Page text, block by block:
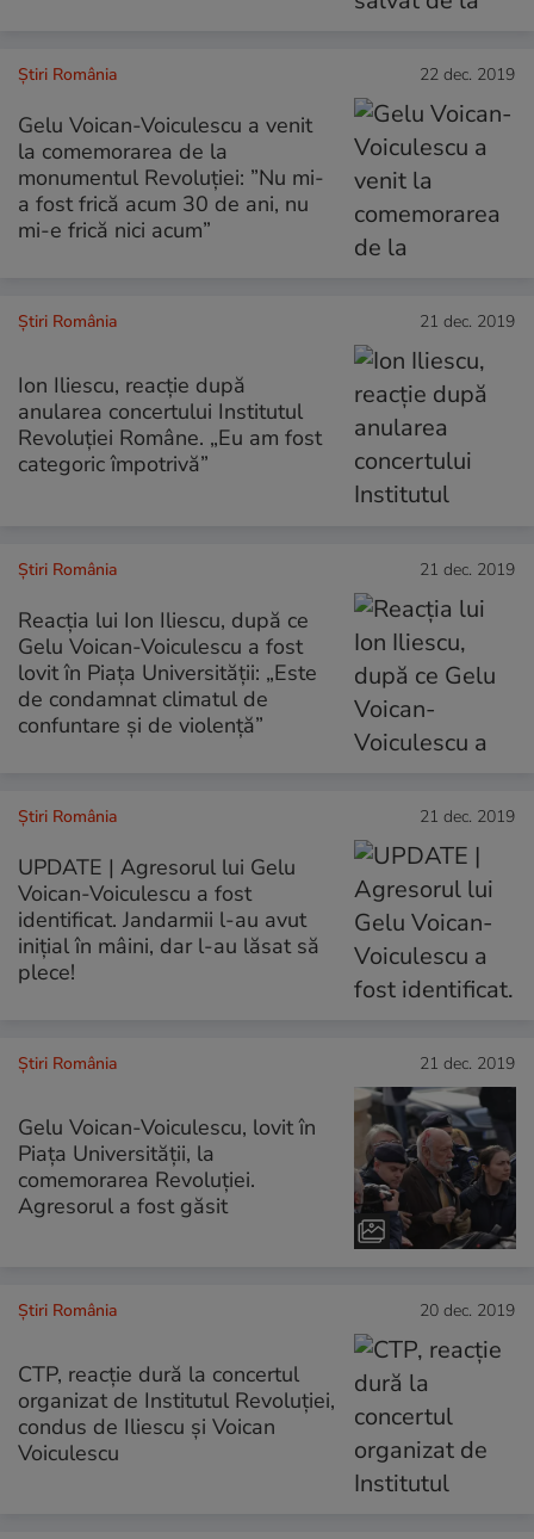
Știri România 22 dec. 2019
Gelu Voican-Voiculescu a venit
la comemorarea de la
monumentul Revoluției: ”Nu mi-
a fost frică acum 30 de ani, nu
mi-e frică nici acum”
Știri România 21 dec. 2019
Ion Iliescu, reacție după
anularea concertului Institutul
Revoluției Române. „Eu am fost
categoric împotrivă”
Știri România 21 dec. 2019
Reacția lui Ion Iliescu, după ce
Gelu Voican-Voiculescu a fost
lovit în Piața Universității: „Este
de condamnat climatul de
confuntare și de violență”
Știri România 21 dec. 2019
UPDATE | Agresorul lui Gelu
Voican-Voiculescu a fost
identificat. Jandarmii l-au avut
inițial în mâini, dar l-au lăsat să
plece!
Știri România 21 dec. 2019
Gelu Voican-Voiculescu, lovit în
Piața Universității, la
comemorarea Revoluției.
Agresorul a fost găsit
Știri România 20 dec. 2019
CTP, reacție dură la concertul
organizat de Institutul Revoluției,
condus de Iliescu și Voican
Voiculescu